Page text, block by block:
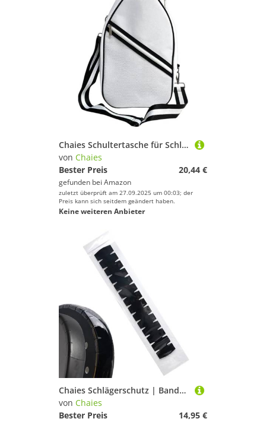
Chaies Schultertasche für Schläger, Schlägertasche, Tennisschlägertasche, Sling | Tennisschlägerhülle für Männer und Frauen, leichte Umhängetasche für Tennisschläger, Schläger
von Chaies
Bester Preis
20,44 €
gefunden bei Amazon
zuletzt überprüft am 27.09.2025 um 00:03; der
Preis kann sich seitdem geändert haben.
Keine weiteren Anbieter
Chaies Schlägerschutz | Bandschutz, Antifriktion für Tennisschläger & Badminton – Sportzubehör für Männer und Frauen – Verwendung auf Feld
von Chaies
Bester Preis
14,95 €